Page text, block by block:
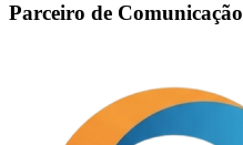
Parceiro de Comunicação